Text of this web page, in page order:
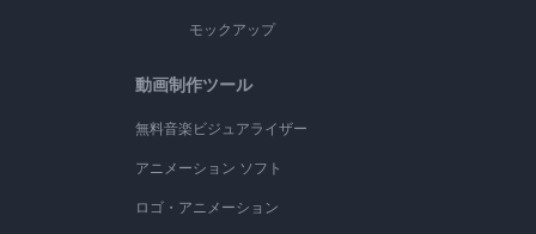
モックアップ
動画制作ツール
無料音楽ビジュアライザー
アニメーション ソフト
ロゴ・アニメーション